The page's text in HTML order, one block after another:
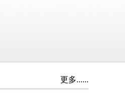
更多......